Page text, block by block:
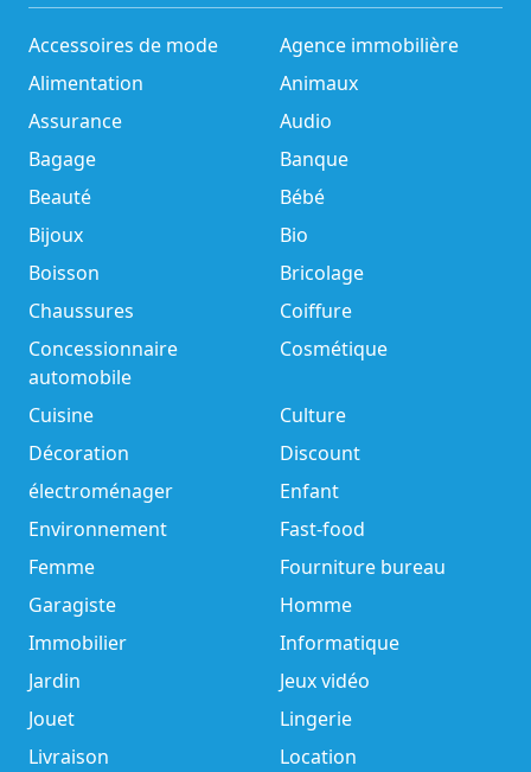
Accessoires de mode
Agence immobilière
Alimentation
Animaux
Assurance
Audio
Bagage
Banque
Beauté
Bébé
Bijoux
Bio
Boisson
Bricolage
Chaussures
Coiffure
Concessionnaire
automobile
Cosmétique
Cuisine
Culture
Décoration
Discount
électroménager
Enfant
Environnement
Fast-food
Femme
Fourniture bureau
Garagiste
Homme
Immobilier
Informatique
Jardin
Jeux vidéo
Jouet
Lingerie
Livraison
Location